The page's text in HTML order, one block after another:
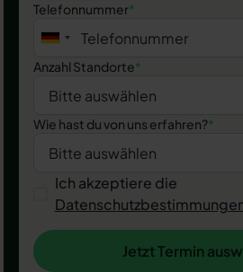
Telefonnummer*
Anzahl Standorte*
Wie hast du von uns erfahren?*
Ich akzeptiere die
Jetzt Termin auswählen
Jetzt Termin